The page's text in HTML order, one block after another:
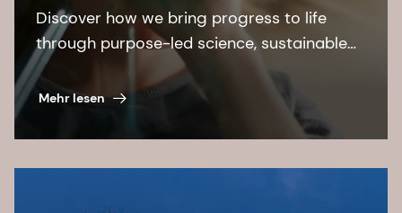
Discover how we bring progress to life
through purpose-led science, sustainable
solutions, building on our 150-year heritage,
and leading by example.
Mehr lesen